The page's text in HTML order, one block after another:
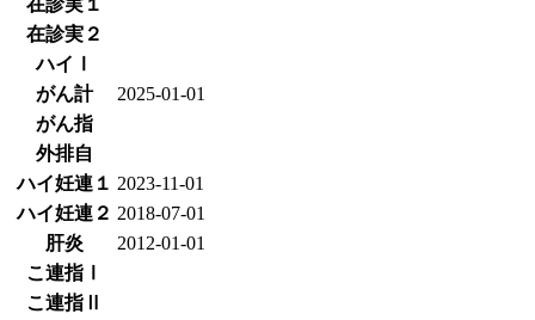
在診実２
ハイⅠ
がん計
2025-01-01
がん指
外排自
ハイ妊連１ 2023-11-01
ハイ妊連２ 2018-07-01
肝炎
2012-01-01
こ連指Ⅰ
こ連指Ⅱ